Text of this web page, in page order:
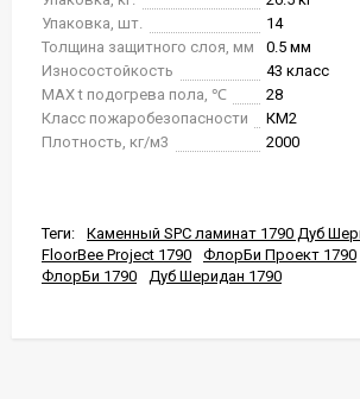
Упаковка, шт.
14
Толщина защитного слоя, мм
0.5 мм
Износостойкость
43 класс
MAX t подогрева пола, ℃
28
Класс пожаробезопасности
КМ2
Плотность, кг/м3
2000
Теги:
Каменный SPC ламинат 1790 Дуб
FloorBee Project 1790
ФлорБи Проект 1790
ФлорБи 1790
Дуб Шеридан 1790